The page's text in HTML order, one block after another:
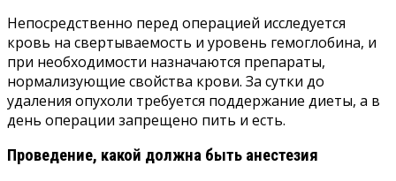
Непосредственно перед операцией исследуется
кровь на свертываемость и уровень гемоглобина, и
при необходимости назначаются препараты,
нормализующие свойства крови. За сутки до
удаления опухоли требуется поддержание диеты, а в
день операции запрещено пить и есть.
Проведение, какой должна быть анестезия